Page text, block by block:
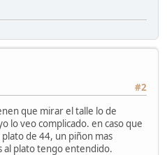
#2
que mirar el talle lo de
lo veo complicado. en caso que
de 44, un piñon mas
al plato tengo entendido.